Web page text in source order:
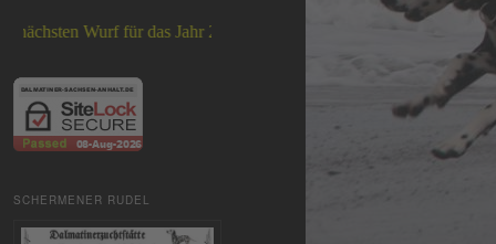
für das Jahr 2026 +++
SCHERMENER RUDEL